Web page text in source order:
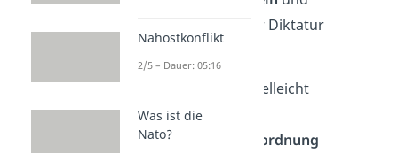
Deutschland zu einer Diktatur
Auch wenn es dich vielleicht
überrascht, war die
Reichstagsbrandverordnung
Nahostkonflikt
2/5 – Dauer: 05:16
Was ist die
Nato?